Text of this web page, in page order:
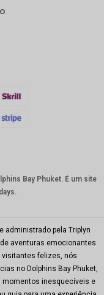
Bay Phuket. É um site
administrado pela Triplyn
aventuras emocionantes
visitantes felizes, nós
no Dolphins Bay Phuket,
momentos inesquecíveis e